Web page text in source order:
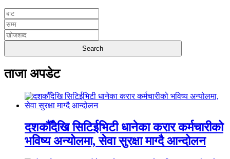
ताजा अपडेट
दशकौँदेखि सिटिईभिटी धानेका करार कर्मचारीको
भविष्य अन्योलमा, सेवा सुरक्षा माग्दै आन्दोलन